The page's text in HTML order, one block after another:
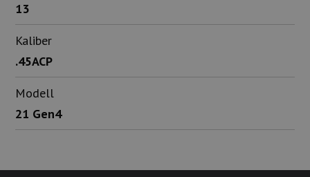
13
Kaliber
.45ACP
Modell
21 Gen4